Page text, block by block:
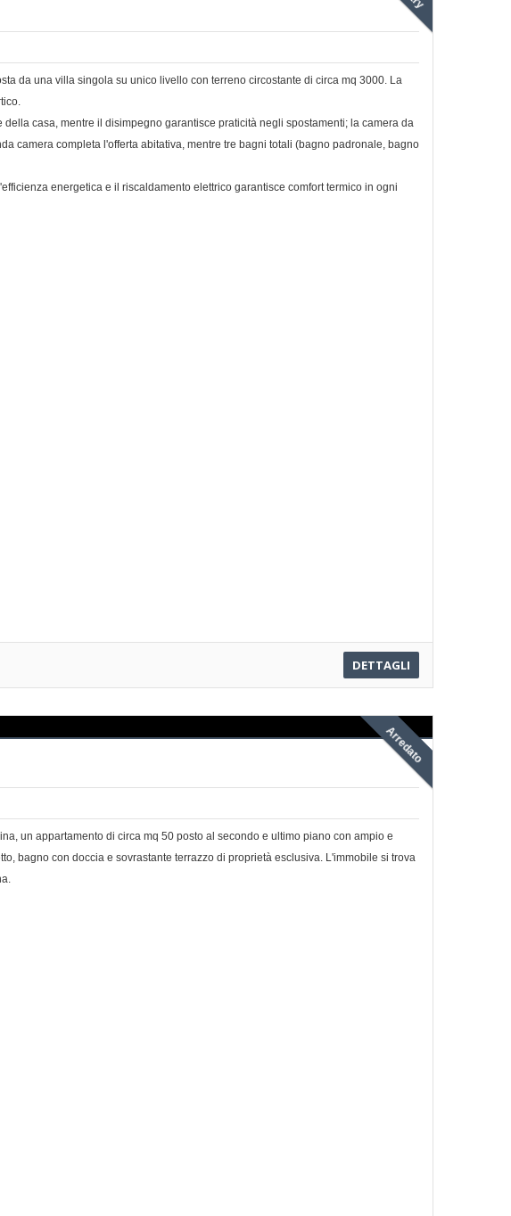
da una villa singola su unico livello con terreno circostante di circa mq 3000. La
casa, mentre il disimpegno garantisce praticità negli spostamenti; la camera da
camera completa l'offerta abitativa, mentre tre bagni totali (bagno padronale, bagno
energetica e il riscaldamento elettrico garantisce comfort termico in ogni
DETTAGLI
Arredato
un appartamento di circa mq 50 posto al secondo e ultimo piano con ampio e
bagno con doccia e sovrastante terrazzo di proprietà esclusiva. L'immobile si trova